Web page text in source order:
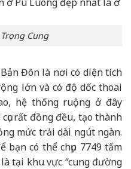
Cung
Đôn là nơi có diện tích
lớn và có độ dốc thoai
hệ thống ruộng ở đây
rất đồng đều, tạo thành
mức trải dài ngút ngàn.
có thể chụp 7749 tấm
tại khu vực “cung đường